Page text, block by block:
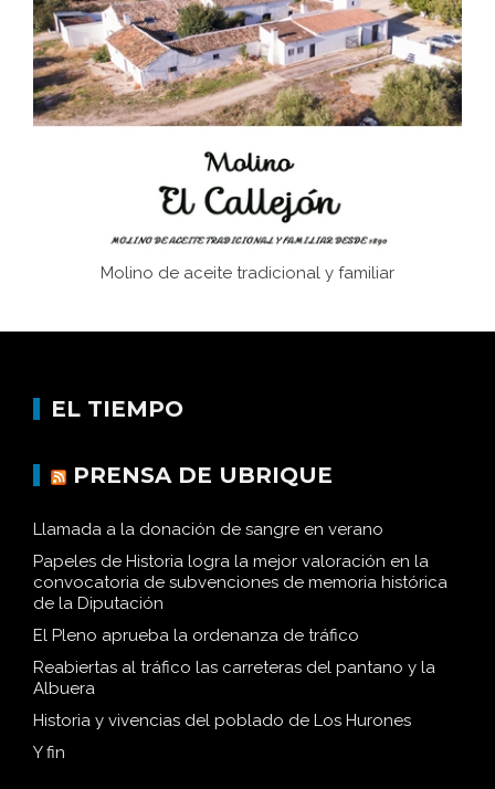
Juntar las letras. La alfabetización en el campo: del
afán de saber a la autogestión
Historia y vivencias del poblado de Los Hurones
Molino de aceite tradicional y familiar
EL TIEMPO
PRENSA DE UBRIQUE
Llamada a la donación de sangre en verano
Papeles de Historia logra la mejor valoración en la
convocatoria de subvenciones de memoria histórica
de la Diputación
El Pleno aprueba la ordenanza de tráfico
Reabiertas al tráfico las carreteras del pantano y la
Albuera
Historia y vivencias del poblado de Los Hurones
Y fin